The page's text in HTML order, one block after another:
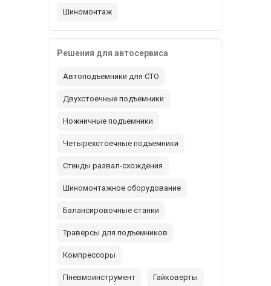
Шиномонтаж
Решения для автосервиса
Автоподъемники для СТО
Двухстоечные подъемники
Ножничные подъемники
Четырехстоечные подъемники
Стенды развал-схождения
Шиномонтажное оборудование
Балансировочные станки
Траверсы для подъемников
Компрессоры
Пневмоинструмент Гайковерты